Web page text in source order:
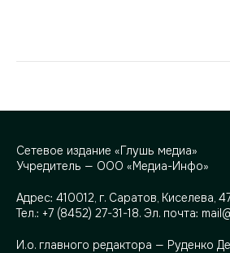
Сетевое издание «Глушь медиа»
Учредитель — ООО «Медиа-Инфо»
Адрес: 410012, г. Саратов, Киселева,
Тел.: +7 (8452) 27-31-18. Эл. почта:
И.о. главного редактора — Руденко